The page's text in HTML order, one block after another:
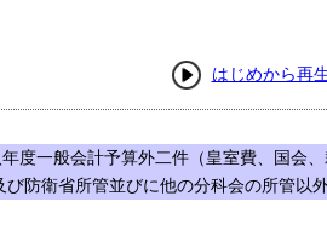
はじめから再
度一般会計予算外二件（皇室費、国会
び防衛省所管並びに他の分科会の所管以